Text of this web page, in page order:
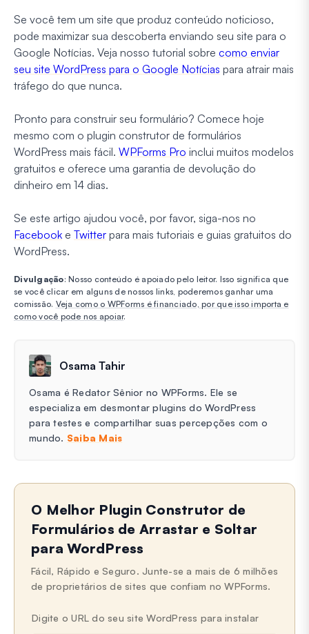
Se você tem um site que produz conteúdo noticioso,
pode maximizar sua descoberta enviando seu site para o
Google Notícias. Veja nosso tutorial sobre como enviar
seu site WordPress para o Google Notícias para atrair mais
tráfego do que nunca.
Pronto para construir seu formulário? Comece hoje
mesmo com o plugin construtor de formulários
WordPress mais fácil. WPForms Pro inclui muitos modelos
gratuitos e oferece uma garantia de devolução do
dinheiro em 14 dias.
Se este artigo ajudou você, por favor, siga-nos no
Facebook e Twitter para mais tutoriais e guias gratuitos do
WordPress.
Divulgação: Nosso conteúdo é apoiado pelo leitor. Isso significa que
se você clicar em alguns de nossos links, poderemos ganhar uma
comissão. Veja como o WPForms é financiado, por que isso importa e
como você pode nos apoiar.
Osama Tahir
Osama é Redator Sênior no WPForms. Ele se
especializa em desmontar plugins do WordPress
para testes e compartilhar suas percepções com o
mundo. Saiba Mais
O Melhor Plugin Construtor de
Formulários de Arrastar e Soltar
para WordPress
Fácil, Rápido e Seguro. Junte-se a mais de 6 milhões
de proprietários de sites que confiam no WPForms.
Digite o URL do seu site WordPress para instalar